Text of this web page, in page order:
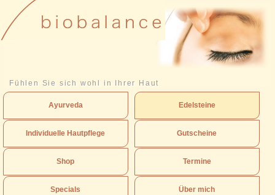
Fühlen Sie sich wohl in Ihrer Haut
Ayurveda Edelsteine
Individuelle Hautpflege Gutscheine
Shop Termine
Specials Über mich